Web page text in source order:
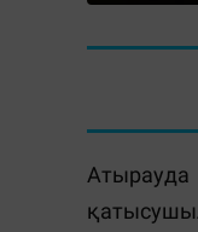
Атырауда